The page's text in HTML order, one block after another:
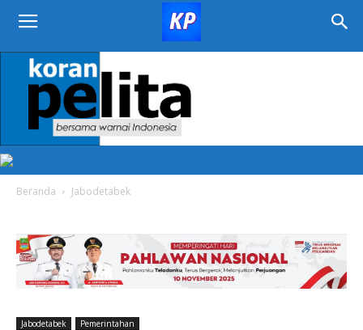
KORAN
PELITA
Beranda Jabodetabek
Jabodetabek Pemerintahan